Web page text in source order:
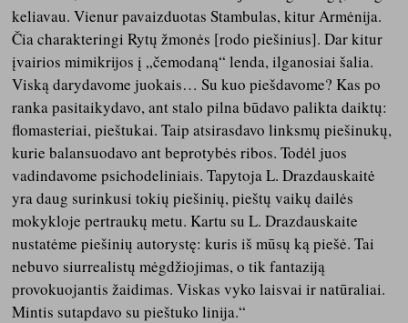
keliavau. Vienur pavaizduotas Stambulas, kitur Armėnija.
Čia charakteringi Rytų žmonės [rodo piešinius]. Dar kitur
įvairios mimikrijos į „čemodaną“ lenda, ilganosiai šalia.
Viską darydavome juokais… Su kuo piešdavome? Kas po
ranka pasitaikydavo, ant stalo pilna būdavo palikta daiktų:
flomasteriai, pieštukai. Taip atsirasdavo linksmų piešinukų,
kurie balansuodavo ant beprotybės ribos. Todėl juos
vadindavome psichodeliniais. Tapytoja L. Drazdauskaitė
yra daug surinkusi tokių piešinių, pieštų vaikų dailės
mokykloje pertraukų metu. Kartu su L. Drazdauskaite
nustatėme piešinių autorystę: kuris iš mūsų ką piešė. Tai
nebuvo siurrealistų mėgdžiojimas, o tik fantaziją
provokuojantis žaidimas. Viskas vyko laisvai ir natūraliai.
Mintis sutapdavo su pieštuko linija.“